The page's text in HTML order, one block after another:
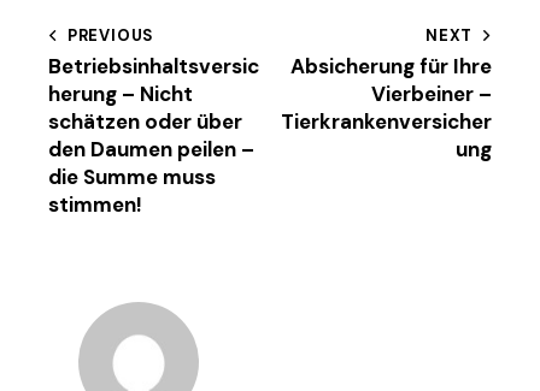
Beitragsnavigation
PREVIOUS
Betriebsinhaltsversic
herung – Nicht
schätzen oder über
den Daumen peilen –
die Summe muss
stimmen!
NEXT
Absicherung für Ihre
Vierbeiner –
Tierkrankenversicher
ung